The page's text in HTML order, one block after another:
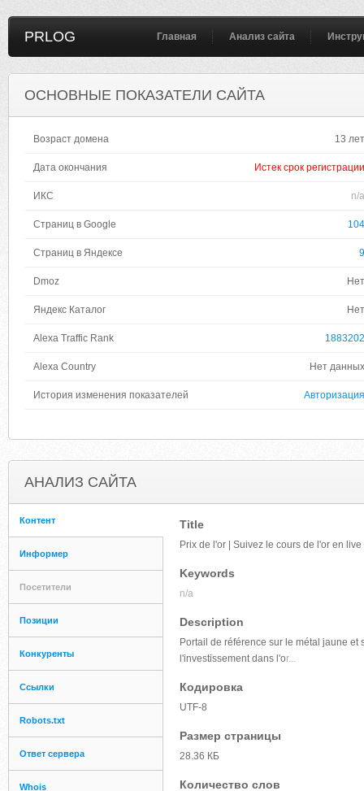
PRLOG Главная Анализ сайта
ОСНОВНЫЕ ПОКАЗАТЕЛИ САЙТА
Возраст домена 13 лет
Дата окончания Истек срок регистрации
ИКС n/a
Страниц в Google 104
Страниц в Яндексе 9
Dmoz Нет
Яндекс Каталог Нет
Alexa Traffic Rank 1883202
Alexa Country Нет данных
История изменения показателей Авторизация
АНАЛИЗ САЙТА
Контент
Информер
Посетители
Позиции
Конкуренты
Ссылки
Robots.txt
Ответ сервера
Whois
Title
Prix de l'or | Suivez le cours de l'or en live
Keywords
n/a
Description
Portail de référence sur le métal jaune
l'investissement dans l'or...
Кодировка
UTF-8
Размер страницы
28.36 КБ
Количество слов